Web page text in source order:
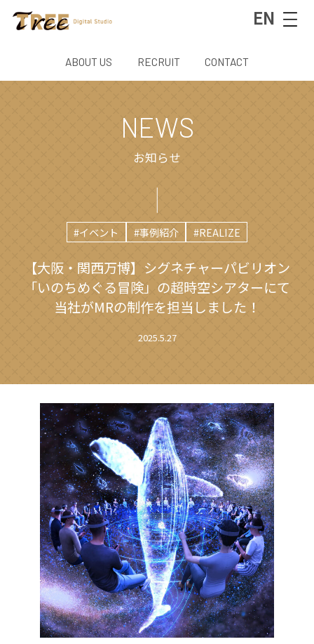
EN
ABOUT US RECRUIT CONTACT
NEWS
お知らせ
#イベント #事例紹介 #REALIZE
【大阪・関西万博】シグネチャーパビリオン
「いのちめぐる冒険」の超時空シアターにて
当社がMRの制作を担当しました！
2025.5.27